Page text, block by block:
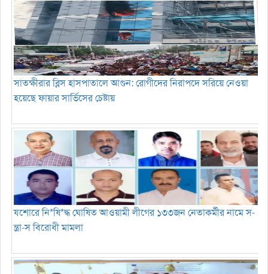
সাতক্ষীরার ব্লিস হাসপাতালে আগুন: রোগীদের নিরাপদে সরিয়ে নেওয়া
হয়েছে ফায়ার সার্ভিসের চেষ্টায়
যশোরে নি*ষি*দ্ধ ঘোষিত আওয়ামী লীগের ১৩৩জন নেতাকর্মীর নামে স-
ন্ত্রা-স বিরোধী মামলা